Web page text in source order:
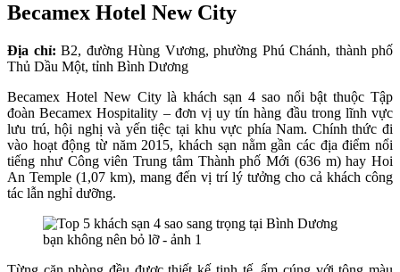
Becamex Hotel New City
Địa chỉ: B2, đường Hùng Vương, phường Phú Chánh, thành phố
Thủ Dầu Một, tỉnh Bình Dương
Becamex Hotel New City là khách sạn 4 sao nổi bật thuộc Tập
đoàn Becamex Hospitality – đơn vị uy tín hàng đầu trong lĩnh vực
lưu trú, hội nghị và yến tiệc tại khu vực phía Nam. Chính thức đi
vào hoạt động từ năm 2015, khách sạn nằm gần các địa điểm nổi
tiếng như Công viên Trung tâm Thành phố Mới (636 m) hay Hoi
An Temple (1,07 km), mang đến vị trí lý tưởng cho cả khách công
tác lẫn nghỉ dưỡng.